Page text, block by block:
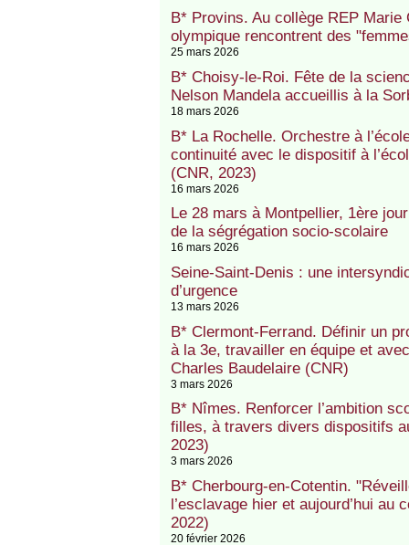
B* Provins. Au collège REP
olympique rencontrent des
25 mars 2026
B* Choisy-le-Roi. Fête de la
Nelson Mandela accueillis à la
18 mars 2026
B* La Rochelle. Orchestre à
continuité avec le dispositif à
(CNR, 2023)
16 mars 2026
Le 28 mars à Montpellier, 1ère
de la ségrégation socio-scolaire
16 mars 2026
Seine-Saint-Denis : une
d’urgence
13 mars 2026
B* Clermont-Ferrand. Définir un
à la 3e, travailler en équipe et
Charles Baudelaire (CNR)
3 mars 2026
B* Nîmes. Renforcer l’ambition
filles, à travers divers dispositifs
2023)
3 mars 2026
B* Cherbourg-en-Cotentin.
l’esclavage hier et aujourd’hui
2022)
20 février 2026